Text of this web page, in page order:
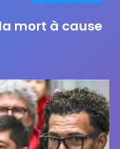
mort à cause